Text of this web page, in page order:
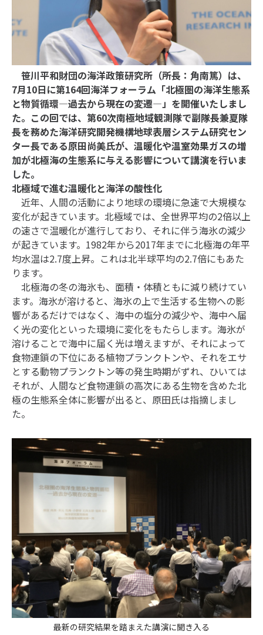
笹川平和財団の海洋政策研究所（所長：角南篤）は、
7月10日に第164回海洋フォーラム「北極圏の海洋生態系
と物質循環―過去から現在の変遷―」を開催いたしまし
た。この回では、第60次南極地域観測隊で副隊長兼夏隊
長を務めた海洋研究開発機構地球表層システム研究セン
ター長である原田尚美氏が、温暖化や温室効果ガスの増
加が北極海の生態系に与える影響について講演を行いま
した。
北極域で進む温暖化と海洋の酸性化
近年、人間の活動により地球の環境に急速で大規模な
変化が起きています。北極域では、全世界平均の2倍以上
の速さで温暖化が進行しており、それに伴う海氷の減少
が起きています。1982年から2017年までに北極海の年平
均水温は2.7度上昇。これは北半球平均の2.7倍にもあた
ります。
北極海の冬の海氷も、面積・体積ともに減り続けてい
ます。海氷が溶けると、海氷の上で生活する生物への影
響があるだけではなく、海中の塩分の減少や、海中へ届
く光の変化といった環境に変化をもたらします。海氷が
溶けることで海中に届く光は増えますが、それによって
食物連鎖の下位にある植物プランクトンや、それをエサ
とする動物プランクトン等の発生時期がずれ、ひいては
それが、人間など食物連鎖の高次にある生物を含めた北
極の生態系全体に影響が出ると、原田氏は指摘しまし
た。
最新の研究結果を踏まえた講演に聞き入る